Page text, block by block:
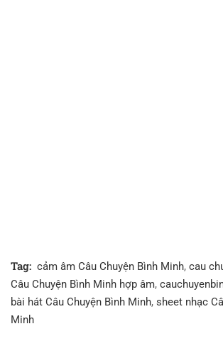
Tag: cảm âm Câu Chuyện Bình Minh, cau
Câu Chuyện Bình Minh hợp âm,
bài hát Câu Chuyện Bình Minh, sheet nhạc
Minh